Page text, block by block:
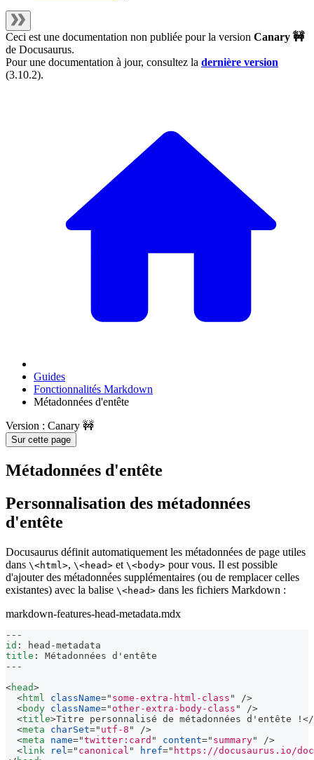
Ceci est une documentation non publiée pour la version Canary 🚧
de Docusaurus.
Pour une documentation à jour, consultez la dernière version
(3.10.2).
Guides
Fonctionnalités Markdown
Métadonnées d'entête
Version : Canary 🚧
Sur cette page
Métadonnées d'entête
Personnalisation des métadonnées
d'entête
Docusaurus définit automatiquement les métadonnées de page utiles
dans \<html>, \<head> et \<body> pour vous. Il est possible
d'ajouter des métadonnées supplémentaires (ou de remplacer celles
existantes) avec la balise \<head> dans les fichiers Markdown :
markdown-features-head-metadata.mdx
---
id : head -metadata
title :
Métadonnées d'entête
---
<head>
<html className=" some-extra-html-class "
/>
<body className=" other-extra-body-class "
/>
<title>Titre personnalisé de métadonnées d'entête ! </
<meta charSet=" utf-8 "
/>
<meta name="twitter:card " content=" summary"
/>
<link rel =" canonical " href=" https://docusaurus.io/